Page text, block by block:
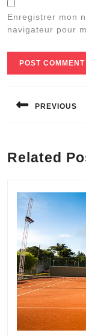
Enregistrer mon
navigateur pour
de
PREVIOUS
post:
Related